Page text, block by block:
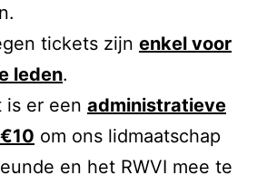
tickets zijn enkel voor
leden.
is er een administratieve
om ons lidmaatschap
en het RWVI mee te